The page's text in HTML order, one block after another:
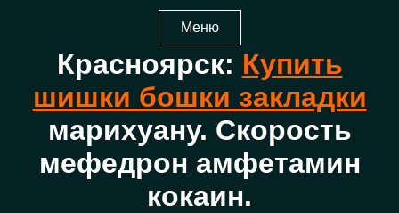
Меню
Красноярск: Купить
шишки бошки закладки
марихуану. Скорость
мефедрон амфетамин
кокаин.